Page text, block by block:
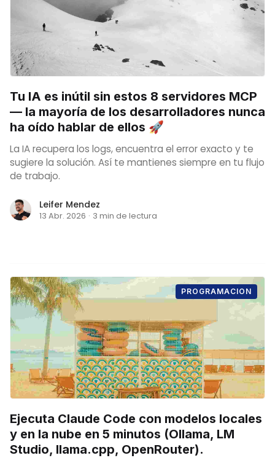
Tu IA es inútil sin estos 8 servidores MCP
— la mayoría de los desarrolladores nunca
ha oído hablar de ellos 🚀
La IA recupera los logs, encuentra el error exacto y te
sugiere la solución. Así te mantienes siempre en tu flujo
de trabajo.
Leifer Mendez
13 Abr. 2026 · 3 min de lectura
PROGRAMACION
Ejecuta Claude Code con modelos locales
y en la nube en 5 minutos (Ollama, LM
Studio, llama.cpp, OpenRouter).